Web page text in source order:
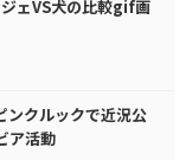
ェVS犬の比較gif画
ンクルックで近況公
ア活動